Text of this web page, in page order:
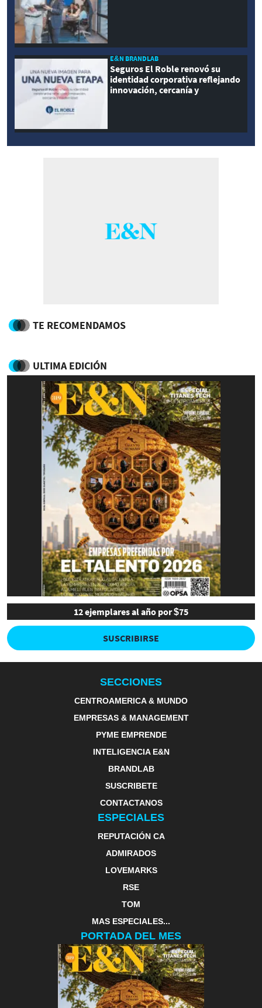
E&N BRANDLAB
Seguros El Roble renovó su
identidad corporativa reflejando
innovación, cercanía y
TE RECOMENDAMOS
ULTIMA EDICIÓN
12 ejemplares al año por $75
SUSCRIBIRSE
SECCIONES
CENTROAMERICA & MUNDO
EMPRESAS & MANAGEMENT
PYME EMPRENDE
INTELIGENCIA E&N
BRANDLAB
SUSCRIBETE
CONTACTANOS
ESPECIALES
REPUTACIÓN CA
ADMIRADOS
LOVEMARKS
RSE
TOM
MAS ESPECIALES...
PORTADA DEL MES